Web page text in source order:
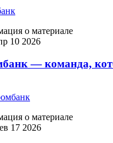
о материале
10 2026
— команда,
о материале
17 2026